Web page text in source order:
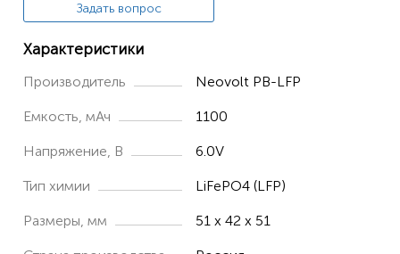
Задать вопрос
Характеристики
Производитель Neovolt PB-LFP
Емкость, мАч 1100
Напряжение, В 6.0V
Тип химии LiFePO4 (LFP)
Размеры, мм 51 x 42 x 51